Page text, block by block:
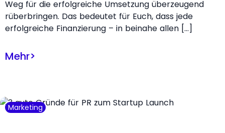
Weg für die erfolgreiche Umsetzung überzeugend
rüberbringen. Das bedeutet für Euch, dass jede
erfolgreiche Finanzierung – in beinahe allen […]
Mehr>
Marketing